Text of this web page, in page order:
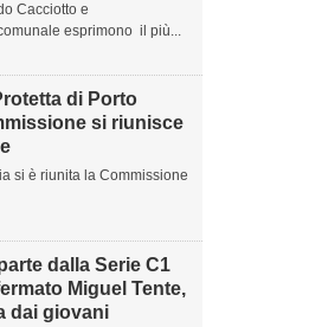
Cacciotto e
esprimono il più...
di Porto
si riunisce
si è riunita la Commissione
dalla Serie C1
Miguel Tente,
dai giovani